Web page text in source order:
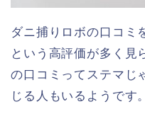
ダニ捕りロボの口コミ
という高評価が多く見
の口コミってステマじ
じる人もいるようです。